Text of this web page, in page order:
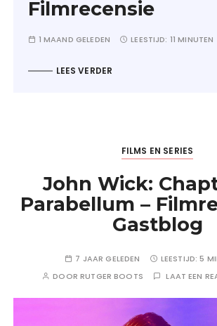
Filmrecensie
1 MAAND GELEDEN LEESTIJD: 11 MINUTEN
LEES VERDER
FILMS EN SERIES
John Wick:
Parabellum –
Gastblog
7 JAAR GELEDEN LEESTIJD:5
DOORRUTGER BOOTS LAAT EEN